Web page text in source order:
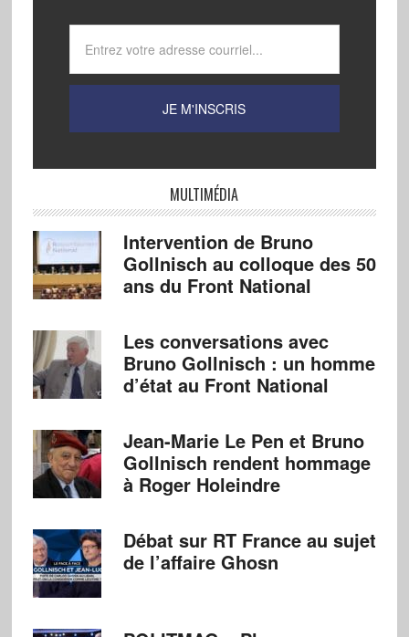
MULTIMÉDIA
Intervention de Bruno
Gollnisch au colloque des 50
ans du Front National
Les conversations avec
Bruno Gollnisch : un homme
d’état au Front National
Jean-Marie Le Pen et Bruno
Gollnisch rendent hommage
à Roger Holeindre
Débat sur RT France au sujet
de l’affaire Ghosn